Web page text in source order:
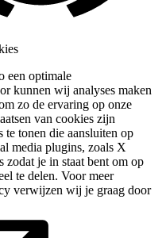
een optimale
kunnen wij analyses maken
zo de ervaring op onze
van cookies zijn
te tonen die aansluiten op
media plugins, zoals X
zodat je in staat bent om op
te delen. Voor meer
verwijzen wij je graag door